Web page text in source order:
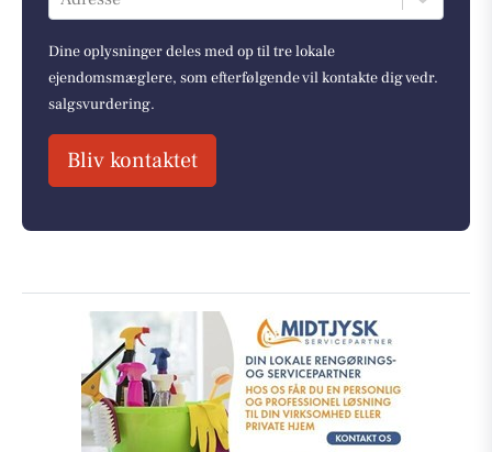
Dine oplysninger deles med op til tre lokale
ejendomsmæglere, som efterfølgende vil kontakte dig vedr.
salgsvurdering.
Bliv kontaktet